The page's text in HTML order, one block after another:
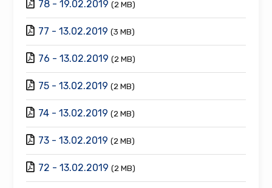
78 - 19.02.2019 (2 MB)
77 - 13.02.2019 (3 MB)
76 - 13.02.2019 (2 MB)
75 - 13.02.2019 (2 MB)
74 - 13.02.2019 (2 MB)
73 - 13.02.2019 (2 MB)
72 - 13.02.2019 (2 MB)